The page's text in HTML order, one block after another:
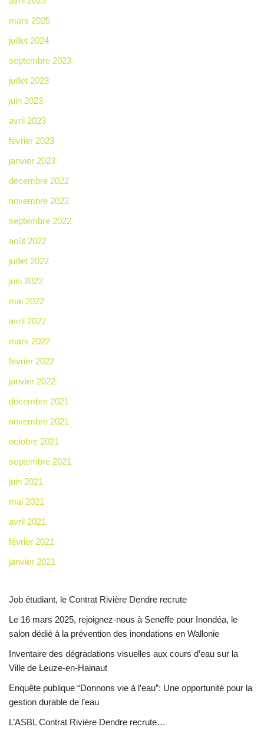
mars 2025
juillet 2024
septembre 2023
juillet 2023
juin 2023
avril 2023
février 2023
janvier 2023
décembre 2022
novembre 2022
septembre 2022
août 2022
juillet 2022
juin 2022
mai 2022
avril 2022
mars 2022
février 2022
janvier 2022
décembre 2021
novembre 2021
octobre 2021
septembre 2021
juin 2021
mai 2021
avril 2021
février 2021
janvier 2021
Job étudiant, le Contrat Rivière Dendre recrute
Le 16 mars 2025, rejoignez-nous à Seneffe pour Inondéa, le
salon dédié à la prévention des inondations en Wallonie
Inventaire des dégradations visuelles aux cours d’eau sur la
Ville de Leuze-en-Hainaut
Enquête publique “Donnons vie à l’eau”: Une opportunité pour la
gestion durable de l’eau
L’ASBL Contrat Rivière Dendre recrute…